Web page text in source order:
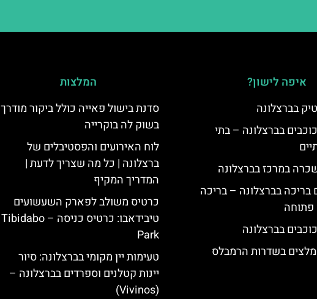
איפה לישון?
בברצלונה
מלונות 5 כוכבים בברצלונה – בתי
במרכז בברצלונה
בריכה בברצלונה – בריכה
פתוחה
בשדרות הרמבלס
המלצות
סדנת בישול פאייה כולל ביקור מודרך
בשוק לה בוקרייה
לוח האירועים והפסטיבלים של
ברצלונה | כל מה שצריך לדעת |
המדריך המקיף
כרטיס משולב לפארק השעשועים
טיבידאבו: כרטיס כניסה – Tibidabo
Park
טעימות יין מקומי בברצלונה: סיור
יינות קטלנים וספרדים בברצלונה –
(Vivinos)